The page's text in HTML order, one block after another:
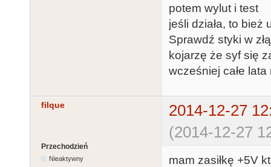
potem wylut i test
jeśli działa, to bież
Sprawdź styki w
kojarzę że syf się
wcześniej całe lata
filque
2014-12-27
(2014-12-27
Przechodzień
Nieaktywny
mam zasiłkę +5V